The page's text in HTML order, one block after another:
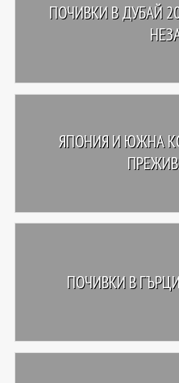
ПОЧИВКИ В ДУБАЙ
ЯПОНИЯ И ЮЖНА
ПОЧИВКИ В